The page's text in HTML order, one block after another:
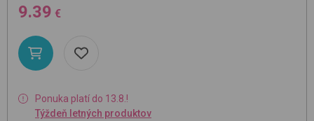
9.39 €
Ponuka platí do 13.8.!
Týždeň letných produktov